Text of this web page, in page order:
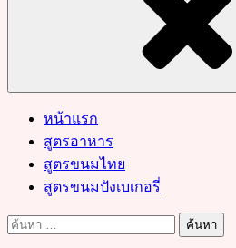
หน้าแรก
สูตรอาหาร
สูตรขนมไทย
สูตรขนมปังเบเกอรี่
ค้นหา